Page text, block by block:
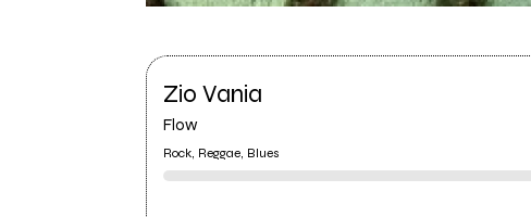
Zio Vania
Flow
Rock, Reggae, Blues